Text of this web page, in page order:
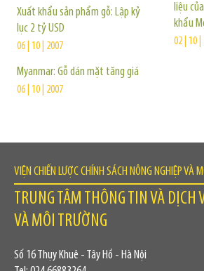
Xuất khẩu sản phẩm gỗ: Lập kỷ
lục 2 tỷ USD
06 | 10 | 2007
Myanmar: Gỗ dán mặt tăng giá
06 | 10 | 2007
liệu
khẩu
02 | 10 |
VIỆN CHIẾN LƯỢC CHÍNH SÁCH NÔNG NGHIỆP VÀ
TRUNG TÂM THÔNG TIN VÀ DỊCH
VÀ MÔI TRƯỜNG
Số 16 Thụy Khuê - Tây Hồ - Hà Nội